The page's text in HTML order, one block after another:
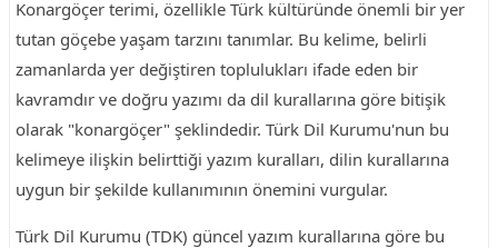
Konargöçer terimi, özellikle Türk kültüründe önemli bir yer
tutan göçebe yaşam tarzını tanımlar. Bu kelime, belirli
zamanlarda yer değiştiren toplulukları ifade eden bir
kavramdır ve doğru yazımı da dil kurallarına göre bitişik
olarak "konargöçer" şeklindedir. Türk Dil Kurumu'nun bu
kelimeye ilişkin belirttiği yazım kuralları, dilin kurallarına
uygun bir şekilde kullanımının önemini vurgular.
Türk Dil Kurumu (TDK) güncel yazım kurallarına göre bu